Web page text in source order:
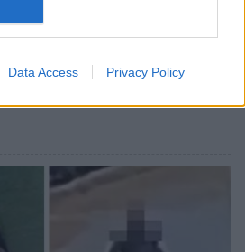
Data Access Privacy Policy
Συνελήφθη 46χρονος για
νεκρός με σύρμα στον